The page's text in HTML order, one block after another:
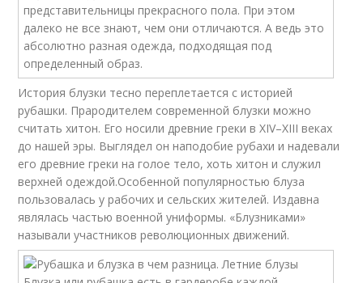
История блузки тесно переплетается с историей
рубашки. Прародителем современной блузки можно
считать хитон. Его носили древние греки в XIV–XIII веках
до нашей эры. Выглядел он наподобие рубахи и надевали
его древние греки на голое тело, хоть хитон и служил
верхней одеждой.Особенной популярностью блуза
пользовалась у рабочих и сельских жителей. Издавна
являлась частью военной униформы. «Блузниками»
называли участников революционных движений.